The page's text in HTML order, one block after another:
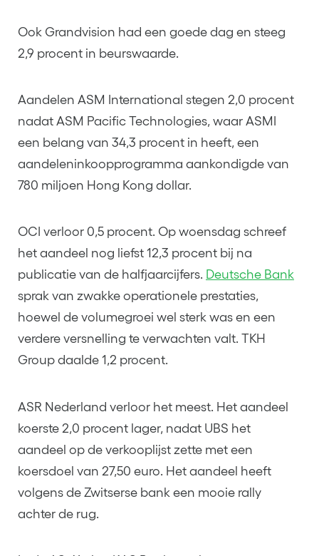
Ook Grandvision had een goede dag en steeg
2,9 procent in beurswaarde.
Aandelen ASM International stegen 2,0 procent
nadat ASM Pacific Technologies, waar ASMI
een belang van 34,3 procent in heeft, een
aandeleninkoopprogramma aankondigde van
780 miljoen Hong Kong dollar.
OCI verloor 0,5 procent. Op woensdag schreef
het aandeel nog liefst 12,3 procent bij na
publicatie van de halfjaarcijfers. Deutsche Bank
sprak van zwakke operationele prestaties,
hoewel de volumegroei wel sterk was en een
verdere versnelling te verwachten valt. TKH
Group daalde 1,2 procent.
ASR Nederland verloor het meest. Het aandeel
koerste 2,0 procent lager, nadat UBS het
aandeel op de verkooplijst zette met een
koersdoel van 27,50 euro. Het aandeel heeft
volgens de Zwitserse bank een mooie rally
achter de rug.